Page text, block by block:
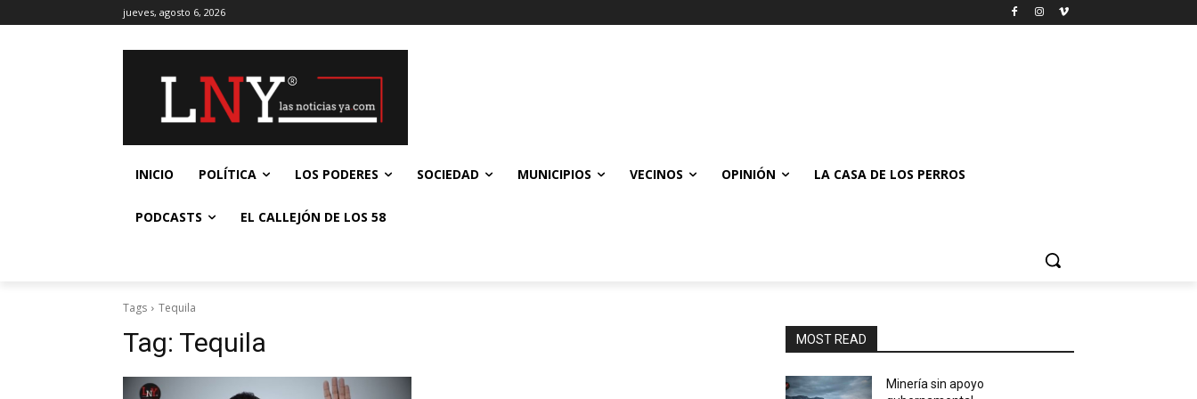
jueves, agosto 6, 2026
INICIO POLÍTICA LOS PODERES SOCIEDAD MUNICIPIOS VECINOS OPINIÓN LA CASA DE LOS PERROS
PODCASTS EL CALLEJÓN DE LOS 58
Tags Tequila
Tag: Tequila MOST READ
Minería sin apoyo